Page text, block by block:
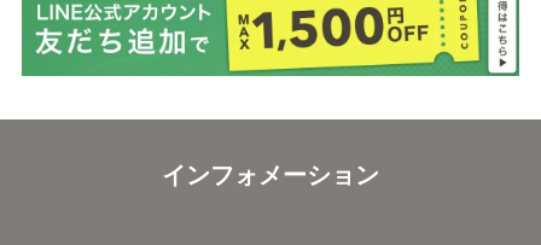
インフォメーション